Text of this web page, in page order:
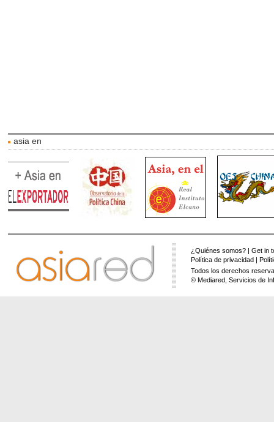
asia en
¿Quiénes somos? |Get in
Política de privacidad |
Todos los derechos
© Mediared, Servicios de